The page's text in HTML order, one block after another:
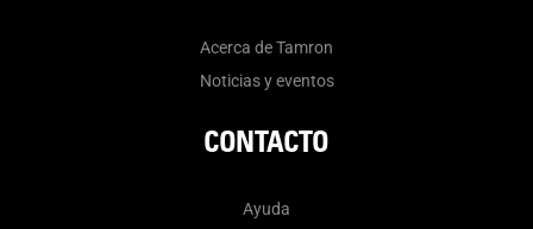
Acerca de Tamron
Noticias y eventos
CONTACTO
Ayuda